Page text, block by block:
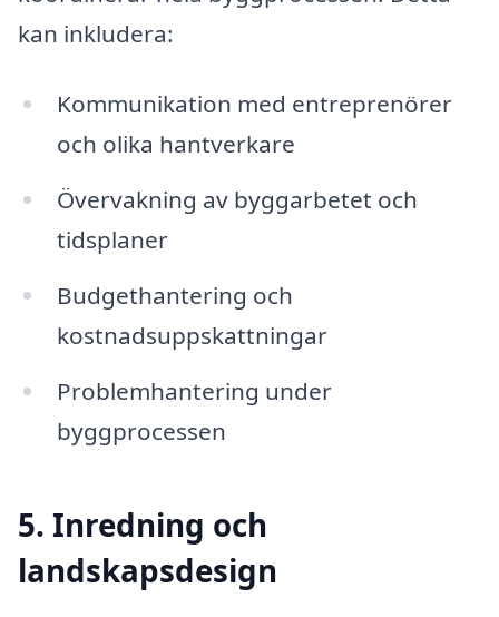
kan inkludera:
Kommunikation med entreprenörer
och olika hantverkare
Övervakning av byggarbetet och
tidsplaner
Budgethantering och
kostnadsuppskattningar
Problemhantering under
byggprocessen
5. Inredning och
landskapsdesign